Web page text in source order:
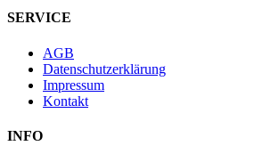
SERVICE
AGB
Datenschutzerklärung
Impressum
Kontakt
INFO